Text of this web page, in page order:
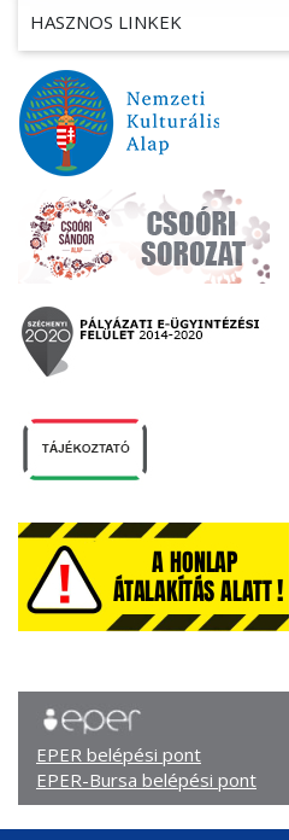
EPER belépési pont
EPER-Bursa belépési pont
HASZNOS LINKEK